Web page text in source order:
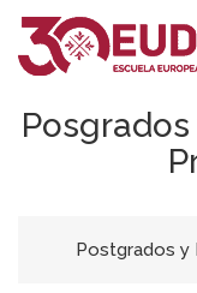
Postgrados y